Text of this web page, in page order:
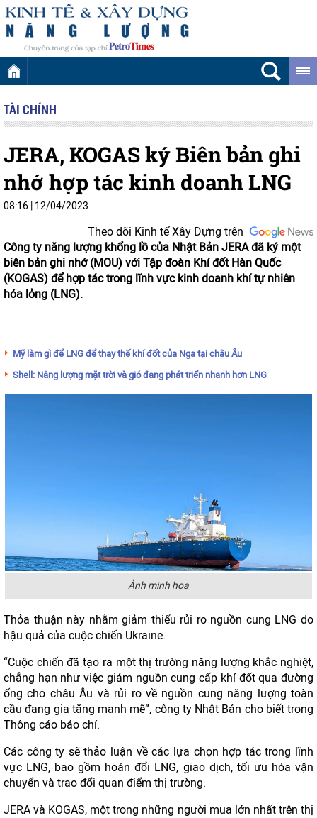
TÀI CHÍNH
JERA, KOGAS ký Biên bản ghi
nhớ hợp tác kinh doanh LNG
08:16 12/04/2023
Theo dõi Kinh tế Xây Dựng trên
Công ty năng lượng khổng lồ của Nhật Bản JERA đã ký một
biên bản ghi nhớ (MOU) với Tập đoàn Khí đốt Hàn Quốc
(KOGAS) để hợp tác trong lĩnh vực kinh doanh khí tự nhiên
hóa lỏng (LNG).
Mỹ làm gì để LNG để thay thế khí đốt của Nga tại châu Âu
Shell: Năng lượng mặt trời và gió đang phát triển nhanh hơn LNG
Ảnh minh họa
Thỏa thuận này nhằm giảm thiểu rủi ro nguồn cung LNG do
hậu quả của cuộc chiến Ukraine.
“Cuộc chiến đã tạo ra một thị trường năng lượng khắc nghiệt,
chẳng hạn như việc giảm nguồn cung cấp khí đốt qua đường
ống cho châu Âu và rủi ro về nguồn cung năng lượng toàn
cầu đang gia tăng mạnh mẽ”, công ty Nhật Bản cho biết trong
Thông cáo báo chí.
Các công ty sẽ thảo luận về các lựa chọn hợp tác trong lĩnh
vực LNG, bao gồm hoán đổi LNG, giao dịch, tối ưu hóa vận
chuyển và trao đổi quan điểm thị trường.
JERA và KOGAS, một trong những người mua lớn nhất trên thị